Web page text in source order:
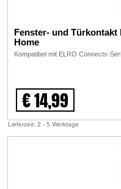
Fenster- und Türkontakt
Home
Kompatibel mit ELRO Connects-
€ 14,99
Lieferzeit: 2 - 5 Werktage